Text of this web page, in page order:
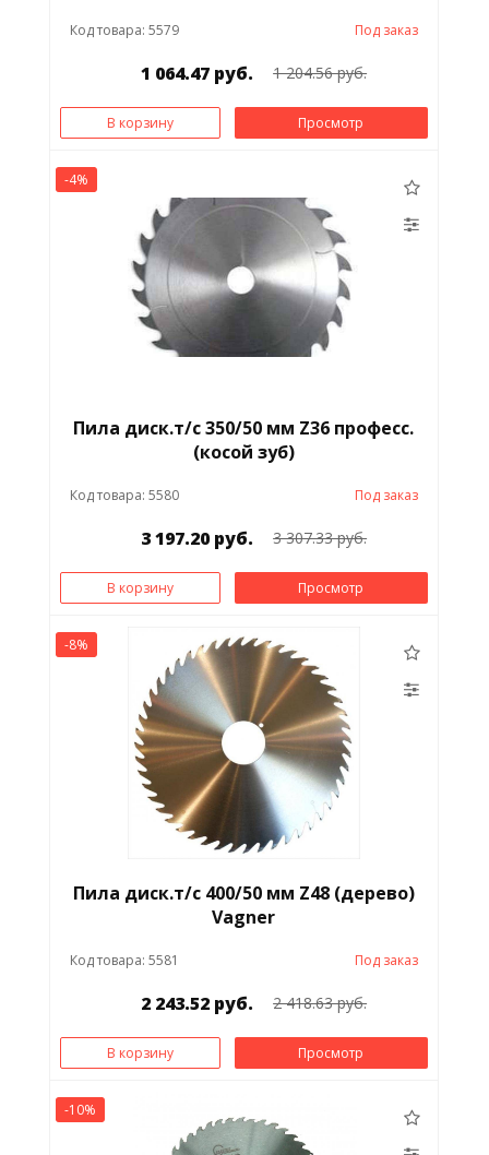
Код товара: 5579 Под заказ
1 064.47 руб. 1 204.56 руб.
В корзину Просмотр
-4%
Пила диск.т/с 350/50 мм Z36 професс.
(косой зуб)
Код товара: 5580 Под заказ
3 197.20 руб. 3 307.33 руб.
В корзину Просмотр
-8%
Пила диск.т/с 400/50 мм Z48 (дерево)
Vagner
Код товара: 5581 Под заказ
2 243.52 руб. 2 418.63 руб.
В корзину Просмотр
-10%